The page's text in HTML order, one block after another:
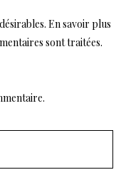
En savoir plus
sont traitées.